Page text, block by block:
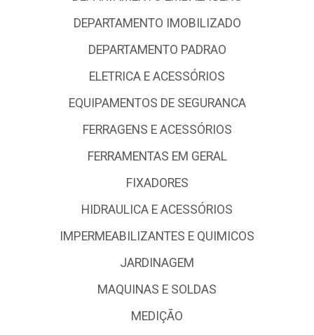
DEPARTAMENTO IMOBILIZADO
DEPARTAMENTO PADRAO
ELETRICA E ACESSÓRIOS
EQUIPAMENTOS DE SEGURANCA
FERRAGENS E ACESSÓRIOS
FERRAMENTAS EM GERAL
FIXADORES
HIDRAULICA E ACESSÓRIOS
IMPERMEABILIZANTES E QUIMICOS
JARDINAGEM
MAQUINAS E SOLDAS
MEDIÇÃO